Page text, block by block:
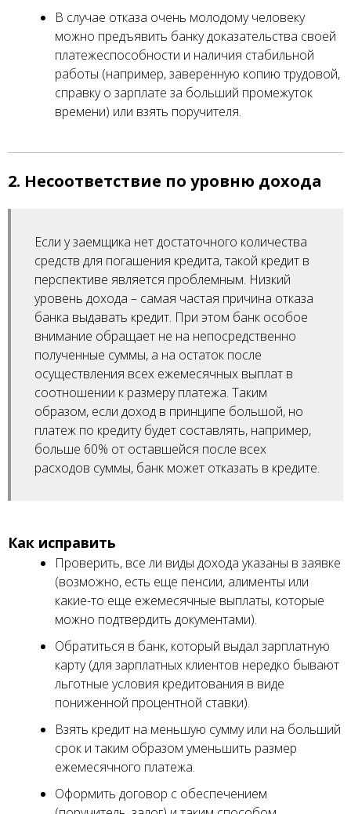
В случае отказа очень молодому человеку
можно предъявить банку доказательства своей
платежеспособности и наличия стабильной
работы (например, заверенную копию трудовой,
справку о зарплате за больший промежуток
времени) или взять поручителя.
2. Несоответствие по уровню дохода
Если у заемщика нет достаточного количества
средств для погашения кредита, такой кредит в
перспективе является проблемным. Низкий
уровень дохода – самая частая причина отказа
банка выдавать кредит. При этом банк особое
внимание обращает не на непосредственно
полученные суммы, а на остаток после
осуществления всех ежемесячных выплат в
соотношении к размеру платежа. Таким
образом, если доход в принципе большой, но
платеж по кредиту будет составлять, например,
больше 60% от оставшейся после всех
расходов суммы, банк может отказать в кредите.
Как исправить
Проверить, все ли виды дохода указаны в заявке
(возможно, есть еще пенсии, алименты или
какие-то еще ежемесячные выплаты, которые
можно подтвердить документами).
Обратиться в банк, который выдал зарплатную
карту (для зарплатных клиентов нередко бывают
льготные условия кредитования в виде
пониженной процентной ставки).
Взять кредит на меньшую сумму или на больший
срок и таким образом уменьшить размер
ежемесячного платежа.
Оформить договор с обеспечением